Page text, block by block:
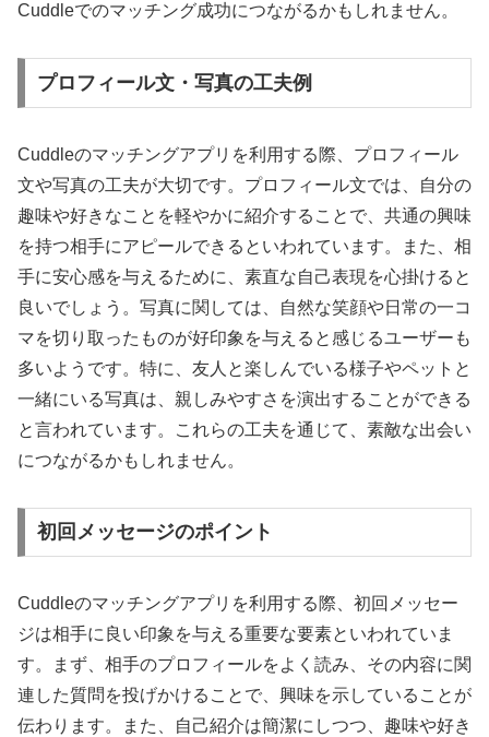
Cuddleでのマッチング成功につながるかもしれません。
プロフィール文・写真の工夫例
Cuddleのマッチングアプリを利用する際、プロフィール
文や写真の工夫が大切です。プロフィール文では、自分の
趣味や好きなことを軽やかに紹介することで、共通の興味
を持つ相手にアピールできるといわれています。また、相
手に安心感を与えるために、素直な自己表現を心掛けると
良いでしょう。写真に関しては、自然な笑顔や日常の一コ
マを切り取ったものが好印象を与えると感じるユーザーも
多いようです。特に、友人と楽しんでいる様子やペットと
一緒にいる写真は、親しみやすさを演出することができる
と言われています。これらの工夫を通じて、素敵な出会い
につながるかもしれません。
初回メッセージのポイント
Cuddleのマッチングアプリを利用する際、初回メッセー
ジは相手に良い印象を与える重要な要素といわれていま
す。まず、相手のプロフィールをよく読み、その内容に関
連した質問を投げかけることで、興味を示していることが
伝わります。また、自己紹介は簡潔にしつつ、趣味や好き